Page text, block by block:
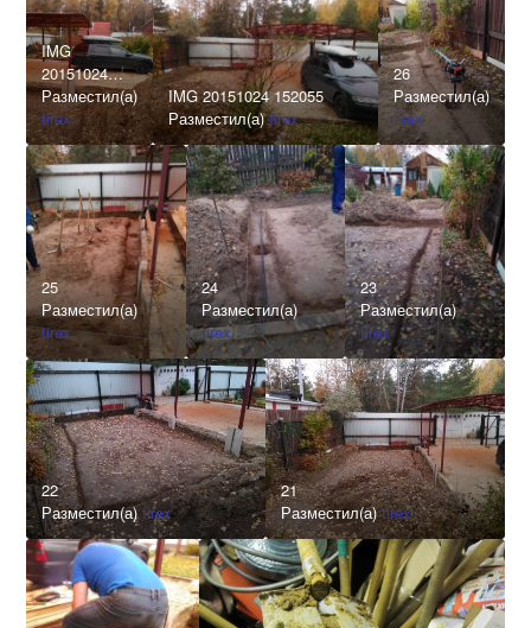
IMG
20151024
152125
Разместил(а)
tirex
IMG 20151024 152055
Разместил(а)tirex
26
Разместил(а)
tirex
25
Разместил(а)
tirex
24
Разместил(а)
tirex
23
Разместил(а)
tirex
22
Разместил(а)tirex
21
Разместил(а)tirex